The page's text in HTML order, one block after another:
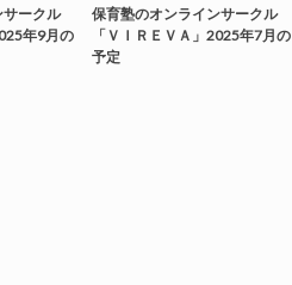
ークル
年9月の
保育塾のオンラインサークル
「ＶＩＲＥＶＡ」2025年7月の
予定